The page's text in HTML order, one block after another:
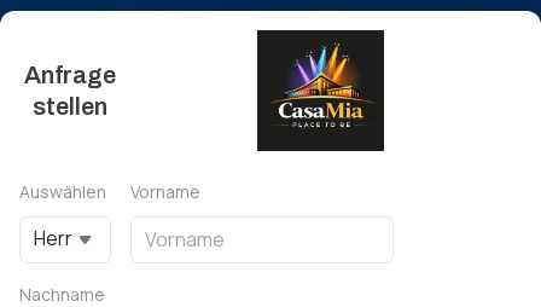
Anfrage
stellen
Auswählen
Herr
Vorname
Nachname